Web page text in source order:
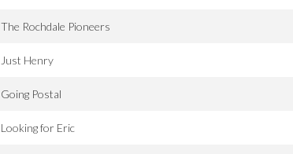
The Rochdale Pioneers
Just Henry
Going Postal
Looking for Eric